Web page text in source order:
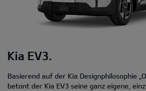
Kia EV3.
Basierend auf der Kia Designphilosophie
betont der Kia EV3 seine ganz eigene,